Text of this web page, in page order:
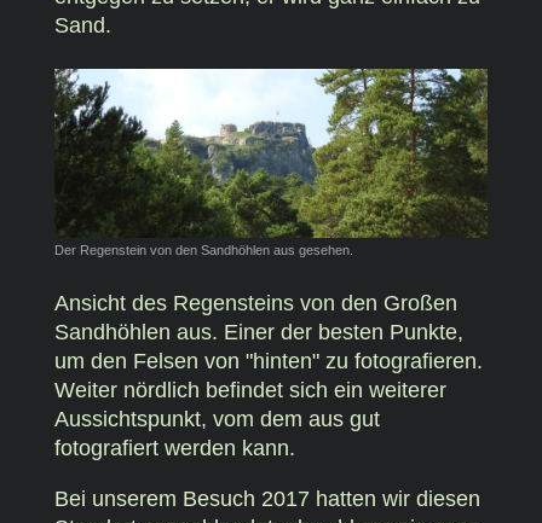
Sand.
Der Regenstein von den Sandhöhlen aus gesehen.
Ansicht des Regensteins von den Großen
Sandhöhlen aus. Einer der besten Punkte,
um den Felsen von "hinten" zu fotografieren.
Weiter nördlich befindet sich ein weiterer
Aussichtspunkt, vom dem aus gut
fotografiert werden kann.
Bei unserem Besuch 2017 hatten wir diesen